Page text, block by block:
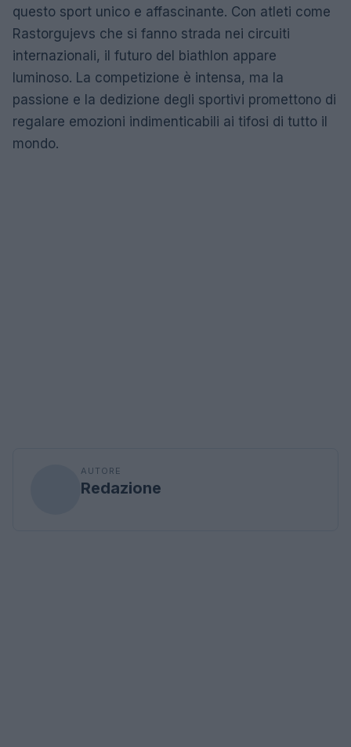
questo sport unico e affascinante. Con atleti come
Rastorgujevs che si fanno strada nei circuiti
internazionali, il futuro del biathlon appare
luminoso. La competizione è intensa, ma la
passione e la dedizione degli sportivi promettono di
regalare emozioni indimenticabili ai tifosi di tutto il
mondo.
AUTORE
Redazione